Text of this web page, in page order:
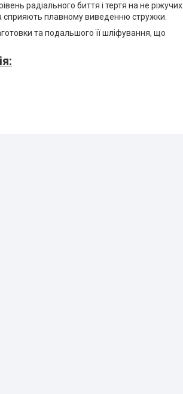
радіального биття і тертя на не ріжучих
сприяють плавному виведенню стружки.
та подальшого її шліфування, що